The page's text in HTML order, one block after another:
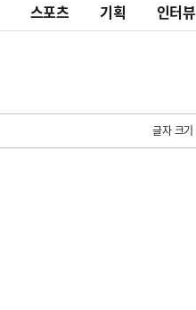
스포츠 기획 인터뷰
글자 크기